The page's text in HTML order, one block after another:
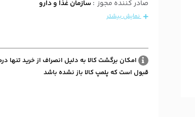
صادر کننده مجوز :سازمان غذا و دارو
نمایش بیشتر
امکان برگشت کالا به دلیل انصراف از خرید تنها
قبول است که پلمپ کالا باز نشده باشد